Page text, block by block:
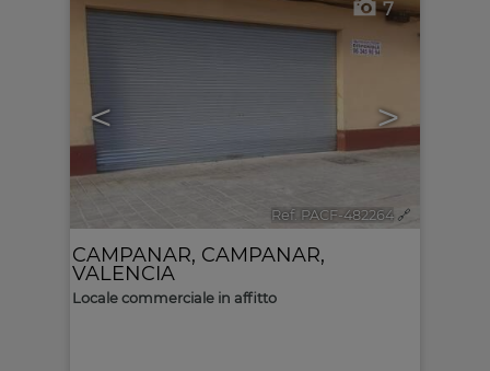
< >
7
Ref. PACF-482264 🔗
CAMPANAR, CAMPANAR,
VALENCIA
Locale commerciale in affitto